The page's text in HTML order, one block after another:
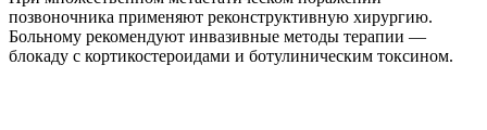
позвоночника применяют реконструктивную хирургию.
Больному рекомендуют инвазивные методы терапии —
блокаду с кортикостероидами и ботулиническим токсином.